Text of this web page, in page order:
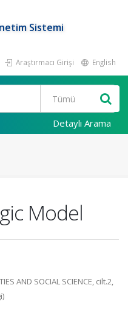
Sistemi
Araştırmacı Girişi English
Detaylı Arama
Model
AND SOCIAL SCIENCE, cilt.2,